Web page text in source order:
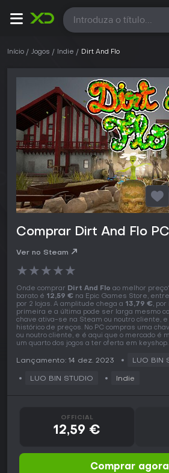
Todas
Início Jogos Indie Dirt And Flo
Comprar Dirt And Flo
Ver no Steam
★★★★★
Onde comprar Dirt And Flo ao melhor
barato é 12,59 € na Epic Games Store,
por 2 lojas. A amplitude chega a 13,79 €,
primeira e a última pode ser larga mesmo
chave ativa-se na Steam ou noutro cliente,
histórico de preços. No PC compras uma
ou noutro cliente, e é aqui que o mercado é
um quarto dos jogos a ter oferta em keyshop.
Lançamento: 14 dez. 2023 LUO BIN
LUO BIN STUDIO Indie
OFFICIAL
12,59 €
Comprar agora